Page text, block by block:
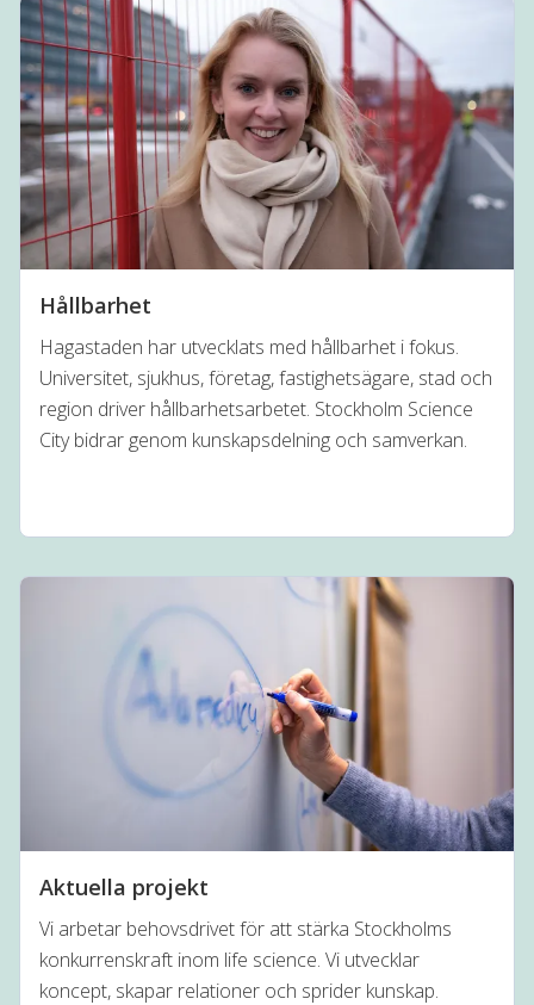
Hållbarhet
Hagastaden har utvecklats med hållbarhet i fokus.
Universitet, sjukhus, företag, fastighetsägare, stad och
region driver hållbarhetsarbetet. Stockholm Science
City bidrar genom kunskapsdelning och samverkan.
Aktuella projekt
Vi arbetar behovsdrivet för att stärka Stockholms
konkurrenskraft inom life science. Vi utvecklar
koncept, skapar relationer och sprider kunskap.